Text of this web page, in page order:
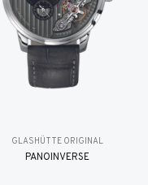
GLASHÜTTE ORIGINAL
PANOINVERSE